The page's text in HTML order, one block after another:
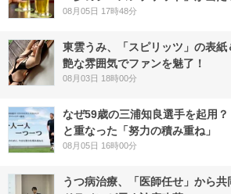
08月05日 17時48分
東雲うみ、「スピリッツ」の表
艶な雰囲気でファンを魅了！
08月03日 18時00分
なぜ59歳の三浦知良選手を起用
と重なった「努力の積み重ね」
08月05日 16時00分
うつ病治療、「医師任せ」から